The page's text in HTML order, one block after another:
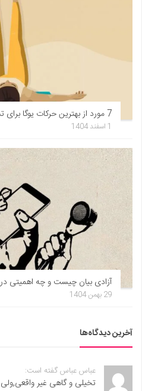
7 مورد از بهترین حرکات یوگا برای تسکین استرس
1 اسفند 1404
آزادی بیان چیست و چه اهمیتی
29 بهمن 1404
آخرین دیدگاه‌ها
عباس عباس گفته است:
تخیلی و گاهی غیر